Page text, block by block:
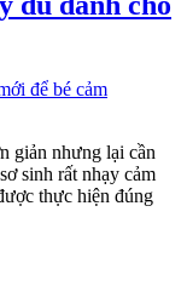
giản nhưng lại cần
sinh rất nhạy cảm
thực hiện đúng